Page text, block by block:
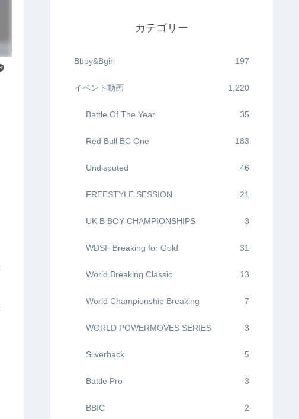
カテゴリー
Bboy&Bgirl 197
イベント動画 1,220
Battle Of The Year 35
Red Bull BC One 183
Undisputed 46
FREESTYLE SESSION 21
UK B BOY CHAMPIONSHIPS 3
WDSF Breaking for Gold 31
World Breaking Classic 13
World Championship Breaking 7
WORLD POWERMOVES SERIES 3
Silverback 5
Battle Pro 3
BBIC 2